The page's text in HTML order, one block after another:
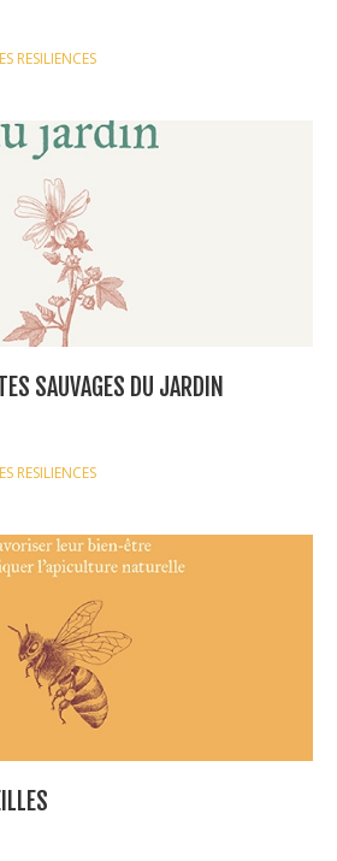
RESILIENCES
SAUVAGES DU JARDIN
RESILIENCES